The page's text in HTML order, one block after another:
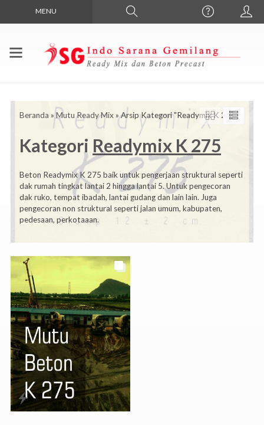
MENU
Beranda » Mutu Ready Mix»Arsip Kategori "Readymix K 275"
Kategori Readymix K 275
Beton Readymix K 275 baik untuk pengerjaan struktural seperti
dak rumah tingkat lantai 2 hingga lantai 5. Untuk pengecoran
dak ruko, tempat ibadah, lantai gudang dan lain lain. Juga
pengecoran non struktural seperti jalan umum, kabupaten,
pedesaan, perkotaaan.